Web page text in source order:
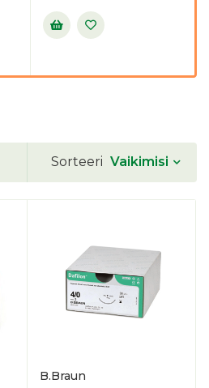
Sorteeri Vaikimisi
B.Braun